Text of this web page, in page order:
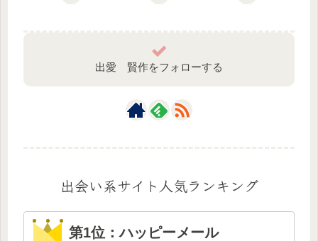
出愛 賢作をフォローする
出会い系サイト人気ランキング
第1位：ハッピーメール